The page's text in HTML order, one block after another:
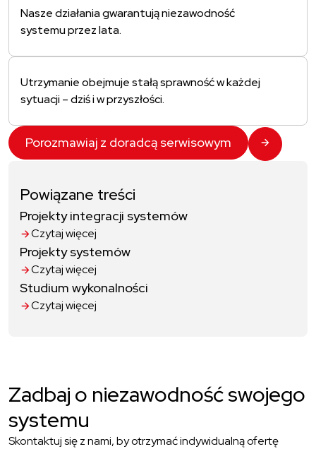
Nasze działania gwarantują niezawodność
systemu przez lata.
Utrzymanie obejmuje stałą sprawność w każdej
sytuacji – dziś i w przyszłości.
Porozmawiaj z doradcą serwisowym
Powiązane treści
Projekty integracji systemów
Czytaj więcej
Projekty systemów
Czytaj więcej
Studium wykonalności
Czytaj więcej
Zadbaj o niezawodność swojego
systemu
Skontaktuj się z nami, by otrzymać indywidualną ofertę